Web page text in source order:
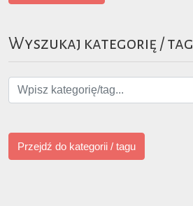
Wyszukaj kategorię / tag
Przejdź do kategorii / tagu